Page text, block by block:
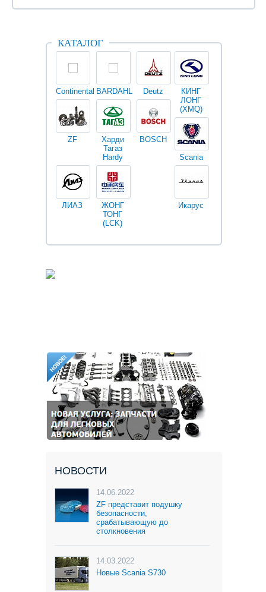
КАТАЛОГ
Continental BARDAHL Deutz
ZF
Харди
Тагаз
Hardy
BOSCH
ЛИАЗ
ЖОНГ
ТОНГ
(LCK)
КИНГ
ЛОНГ
(XMQ)
Scania
Икарус
НОВОСТИ
14.06.2022
ZF представит подушку
безопасности,
срабатывающую до
столкновения
14.03.2022
Новые Scania S730